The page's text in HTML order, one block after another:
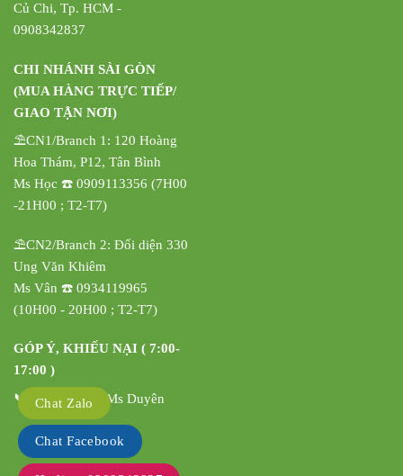
Củ Chi, Tp. HCM -
0908342837
CHI NHÁNH SÀI GÒN
(MUA HÀNG TRỰC TIẾP/
GIAO TẬN NƠI)
⛱️CN1/Branch 1: 120 Hoàng
Hoa Thám, P12, Tân Bình
Ms Học ☎️ 0909113356 (7H00
-21H00 ; T2-T7)
⛱️CN2/Branch 2: Đối diện 330
Ung Văn Khiêm
Ms Vân ☎️ 0934119965
(10H00 - 20H00 ; T2-T7)
GÓP Ý, KHIẾU NẠI ( 7:00-
17:00 )
📞 0908342837 Ms Duyên
Chat Zalo
Chat Facebook